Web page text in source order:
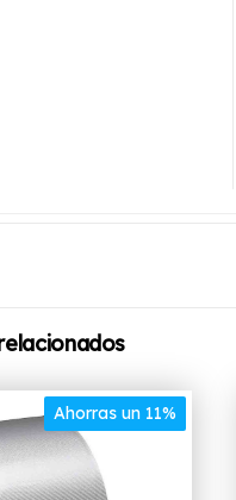
Ahorras un 11%